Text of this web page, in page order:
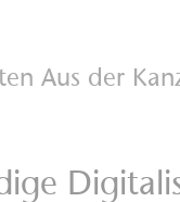
Aus der